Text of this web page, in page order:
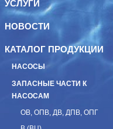
УСЛУГИ
НОВОСТИ
КАТАЛОГ ПРОДУКЦИИ
НАСОСЫ
ЗАПАСНЫЕ ЧАСТИ К
НАСОСАМ
ОВ, ОПВ, ДВ, ДПВ, ОПГ